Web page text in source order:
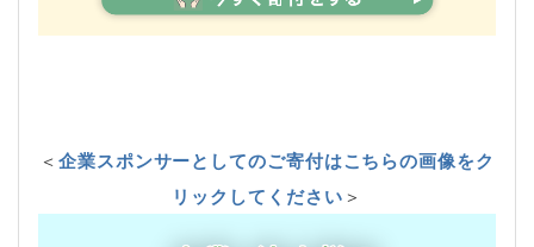
＜企業スポンサーとしてのご寄付はこちらの画像をク
リックしてください＞